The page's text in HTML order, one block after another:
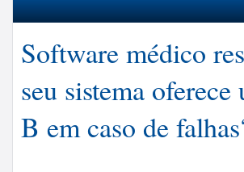
Software médico
seu sistema
B em caso de